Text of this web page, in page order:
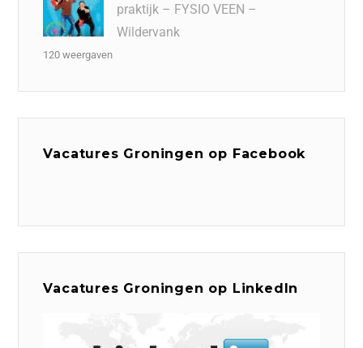
praktijk – FYSIO VEEN –
Wildervank
120 weergaven
Vacatures Groningen op Facebook
Vacatures Groningen op LinkedIn